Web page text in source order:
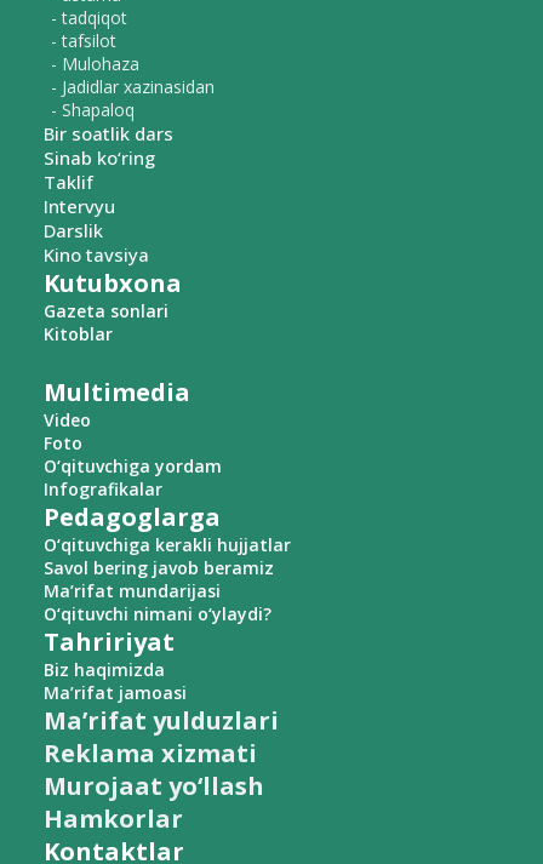
- tadqiqot
- tafsilot
- Mulohaza
- Jadidlar xazinasidan
- Shapaloq
Bir soatlik dars
Sinab ko‘ring
Taklif
Intervyu
Darslik
Kino tavsiya
Kutubxona
Gazeta sonlari
Kitoblar
Multimedia
Video
Foto
O‘qituvchiga yordam
Infografikalar
Pedagoglarga
O‘qituvchiga kerakli hujjatlar
Savol bering javob beramiz
Ma’rifat mundarijasi
O‘qituvchi nimani o‘ylaydi?
Tahririyat
Biz haqimizda
Ma’rifat jamoasi
Ma’rifat yulduzlari
Reklama xizmati
Murojaat yo‘llash
Hamkorlar
Kontaktlar